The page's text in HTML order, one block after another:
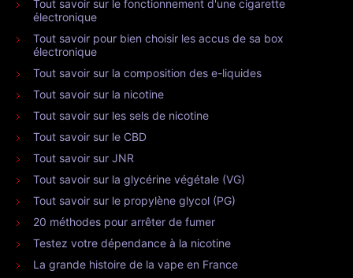
Tout savoir sur le fonctionnement d'une cigarette
électronique
Tout savoir pour bien choisir les accus de sa box
électronique
Tout savoir sur la composition des e-liquides
Tout savoir sur la nicotine
Tout savoir sur les sels de nicotine
Tout savoir sur le CBD
Tout savoir sur JNR
Tout savoir sur la glycérine végétale (VG)
Tout savoir sur le propylène glycol (PG)
20 méthodes pour arrêter de fumer
Testez votre dépendance à la nicotine
La grande histoire de la vape en France